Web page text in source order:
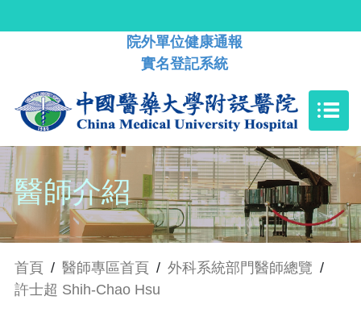
院外單位健康通報
實名登記系統
醫師介紹
首頁 / 醫師專區首頁 / 外科系統部門醫師總覽 /
許士超 Shih-Chao Hsu